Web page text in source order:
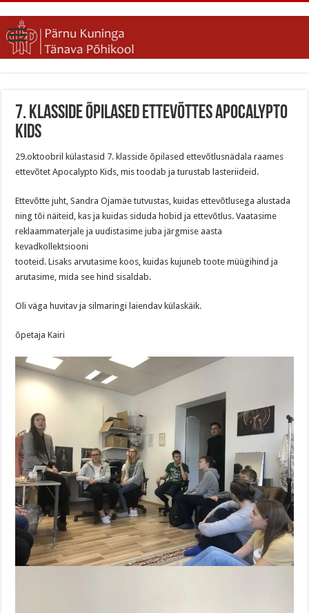
7. klasside õpilased ettevõttes Apocalypto
Kids
29.oktoobril külastasid 7. klasside õpilased ettevõtlusnädala raames
ettevõtet Apocalypto Kids, mis toodab ja turustab lasteriideid.
Ettevõtte juht, Sandra Ojamäe tutvustas, kuidas ettevõtlusega alustada
ning tõi näiteid, kas ja kuidas siduda hobid ja ettevõtlus. Vaatasime
reklaammaterjale ja uudistasime juba järgmise aasta
kevadkollektsiooni
tooteid. Lisaks arvutasime koos, kuidas kujuneb toote müügihind ja
arutasime, mida see hind sisaldab.
Oli väga huvitav ja silmaringi laiendav külaskäik.
õpetaja Kairi